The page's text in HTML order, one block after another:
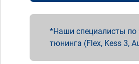
Наши специалисты по
тюнинга (Flex, Kess 3,